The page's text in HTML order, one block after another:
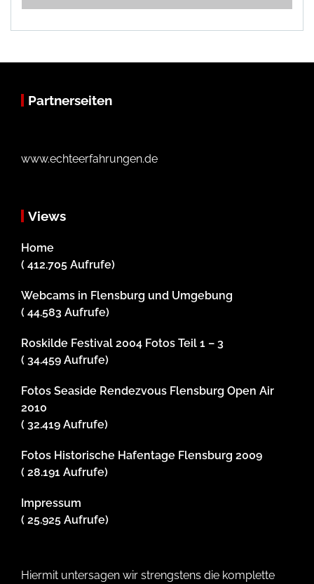
Partnerseiten
www.echteerfahrungen.de
Views
Home
( 412.705 Aufrufe)
Webcams in Flensburg und Umgebung
( 44.583 Aufrufe)
Roskilde Festival 2004 Fotos Teil 1 – 3
( 34.459 Aufrufe)
Fotos Seaside Rendezvous Flensburg Open Air
2010
( 32.419 Aufrufe)
Fotos Historische Hafentage Flensburg 2009
( 28.191 Aufrufe)
Impressum
( 25.925 Aufrufe)
Hiermit untersagen wir strengstens die komplette